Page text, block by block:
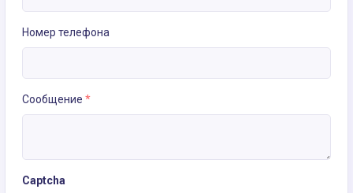
Номер телефона
Сообщение *
Captcha